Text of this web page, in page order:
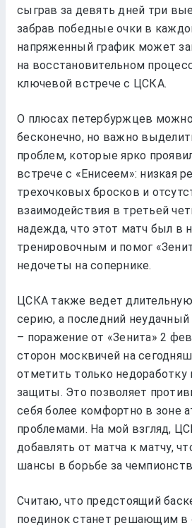
сыграв за девять дней три
забрав победные очки в
напряженный график может
на восстановительном
ключевой встрече с ЦСКА.
О плюсах петербуржцев
бесконечно, но важно
проблем, которые ярко
встрече с «Енисеем»: низкая
трехочковых бросков и
взаимодействия в третьей
надежда, что этот матч был в
тренировочным и помог
недочеты на сопернике.
ЦСКА также ведет
серию, а последний
– поражение от «Зенита» 2
сторон москвичей на
отметить только
защиты. Это позволяет
себя более комфортно в зоне
проблемами. На мой взгляд,
добавлять от матча к матчу,
шансы в борьбе за
Считаю, что предстоящий
поединок станет решающим в